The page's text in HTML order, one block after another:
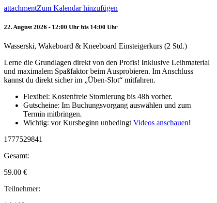
attachmentZum Kalendar hinzufügen
22. August 2026 - 12:00 Uhr bis 14:00 Uhr
Wasserski, Wakeboard & Kneeboard Einsteigerkurs (2 Std.)
Lerne die Grundlagen direkt von den Profis! Inklusive Leihmaterial
und maximalem Spaßfaktor beim Ausprobieren. Im Anschluss
kannst du direkt sicher im „Üben-Slot“ mitfahren.
Flexibel: Kostenfreie Stornierung bis 48h vorher.
Gutscheine: Im Buchungsvorgang auswählen und zum
Termin mitbringen.
Wichtig: vor Kursbeginn unbedingt Videos anschauen!
1777529841
Gesamt:
59.00 €
Teilnehmer: